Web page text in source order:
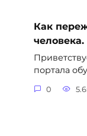
Как
портала
0